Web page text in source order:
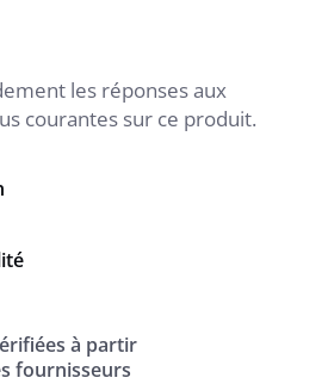
les réponses aux
courantes sur ce produit.
à partir
fournisseurs